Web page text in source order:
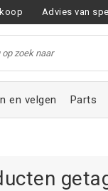
Advies van
en velgen Parts